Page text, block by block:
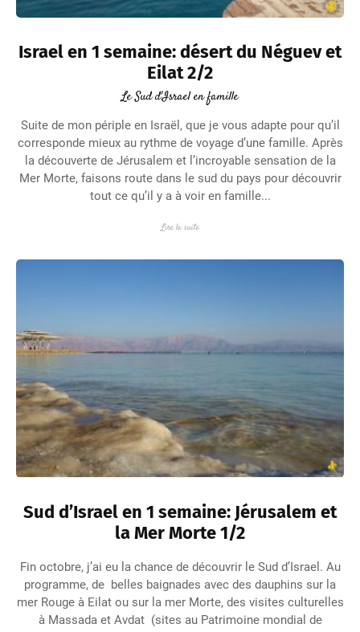
Israel en 1 semaine: désert du Néguev et
Eilat 2/2
Le Sud d'Israel en famille
Suite de mon périple en Israël, que je vous adapte pour qu’il
corresponde mieux au rythme de voyage d’une famille. Après
la découverte de Jérusalem et l’incroyable sensation de la
Mer Morte, faisons route dans le sud du pays pour découvrir
tout ce qu’il y a à voir en famille...
Lire la suite
Sud d’Israel en 1 semaine: Jérusalem et
la Mer Morte 1/2
Fin octobre, j’ai eu la chance de découvrir le Sud d’Israel. Au
programme, de belles baignades avec des dauphins sur la
mer Rouge à Eilat ou sur la mer Morte, des visites culturelles
à Massada et Avdat (sites au Patrimoine mondial de